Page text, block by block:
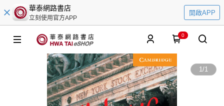
華泰網路書店
立刻使用官方APP
開啟APP
0
1/1